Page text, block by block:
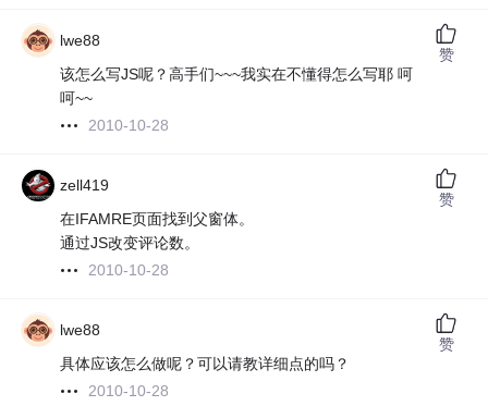
lwe88
该怎么写JS呢？高手们~~~我实在不懂得怎么写耶 呵
呵~~
2010-10-28
赞
zell419
在IFAMRE页面找到父窗体。
通过JS改变评论数。
2010-10-28
赞
lwe88
具体应该怎么做呢？可以请教详细点的吗？
2010-10-28
赞